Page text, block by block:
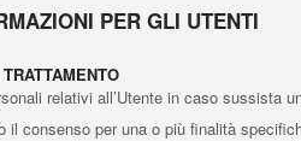
PER GLI UTENTI
relativi all’Utente in caso sussista
il consenso per una o più finalità